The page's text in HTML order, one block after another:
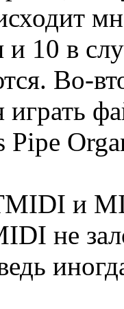
и 10 в
Во-
играть
Pipe
и
не